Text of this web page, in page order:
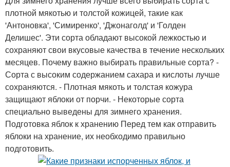
плотной мякотью и толстой кожицей, такие как
'Антоновка', 'Симиренко', 'Джонаголд' и 'Голден
Делишес'. Эти сорта обладают высокой лежкостью и
сохраняют свои вкусовые качества в течение нескольких
месяцев. Почему важно выбирать правильные сорта? -
Сорта с высоким содержанием сахара и кислоты лучше
сохраняются. - Плотная мякоть и толстая кожура
защищают яблоки от порчи. - Некоторые сорта
специально выведены для зимнего хранения.
Подготовка яблок к хранению Перед тем как отправить
яблоки на хранение, их необходимо правильно
подготовить.